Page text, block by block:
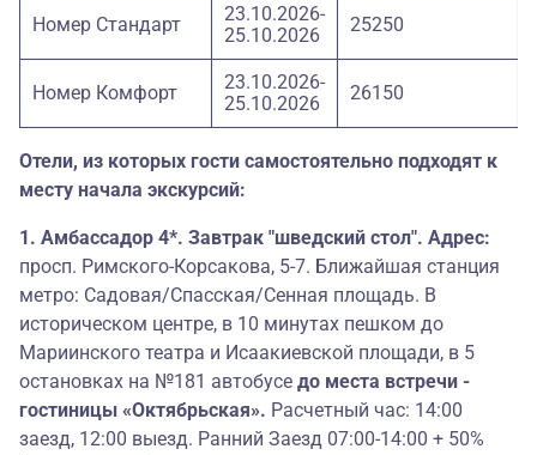
Номер Стандарт
23.10.2026-
25.10.2026
25250
Номер Комфорт
23.10.2026-
25.10.2026
26150
Отели, из которых гости самостоятельно подходят к
месту начала экскурсий:
1. Амбассадор 4*. Завтрак "шведский стол". Адрес:
просп. Римского-Корсакова, 5-7. Ближайшая станция
метро: Садовая/Спасская/Сенная площадь. В
историческом центре, в 10 минутах пешком до
Мариинского театра и Исаакиевской площади, в 5
остановках на №181 автобусе до места встречи -
гостиницы «Октябрьская». Расчетный час: 14:00
заезд, 12:00 выезд. Ранний Заезд 07:00-14:00 + 50%